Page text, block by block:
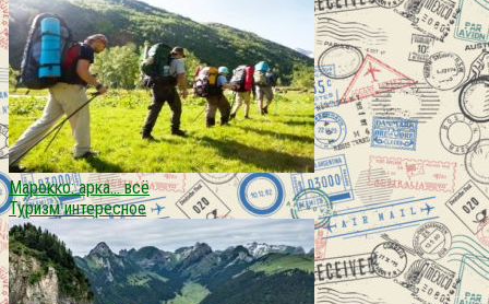
Марокко: арка… всё
Туризм интересное